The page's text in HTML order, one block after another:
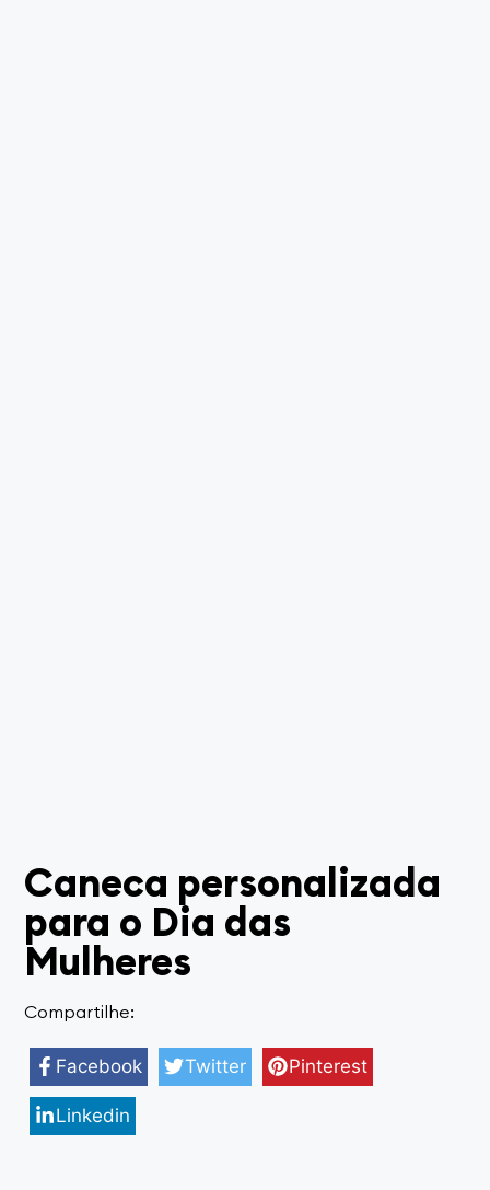
Caneca personalizada
para o Dia das
Mulheres
Compartilhe:
Facebook Twitter Pinterest
Linkedin